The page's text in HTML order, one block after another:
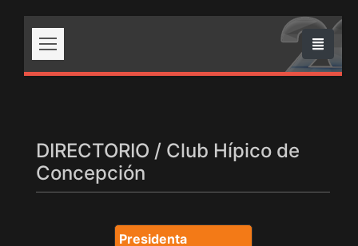
DIRECTORIO / Club Hípico de
Concepción
Presidenta